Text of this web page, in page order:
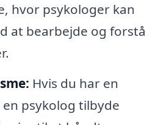
hvor psykologer kan
at bearbejde og forstå
Hvis du har en
psykolog tilbyde